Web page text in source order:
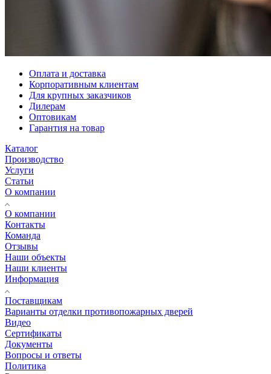
Оплата и доставка
Корпоративным клиентам
Для крупных заказчиков
Дилерам
Оптовикам
Гарантия на товар
Каталог
Производство
Услуги
Статьи
О компании
О компании
Контакты
Команда
Отзывы
Наши объекты
Наши клиенты
Информация
Поставщикам
Варианты отделки противопожарных дверей
Видео
Сертификаты
Документы
Вопросы и ответы
Политика